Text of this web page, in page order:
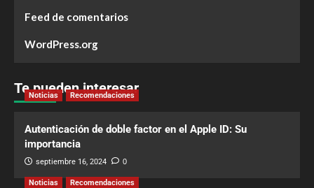
Feed de comentarios
WordPress.org
Te pueden interesar
Noticias Recomendaciones
Autenticación de doble factor en el Apple ID: Su
importancia
septiembre 16, 2024 0
Noticias Recomendaciones